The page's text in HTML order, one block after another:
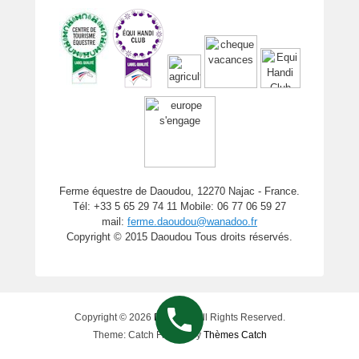
Ferme équestre de Daoudou, 12270 Najac - France.
Tél: +33 5 65 29 74 11 Mobile: 06 77 06 59 27
mail: ferme.daoudou@wanadoo.fr
Copyright © 2015 Daoudou Tous droits réservés.
Copyright © 2026 Daoudou
All Rights Reserved.
Theme: Catch Flames by Thèmes Catch